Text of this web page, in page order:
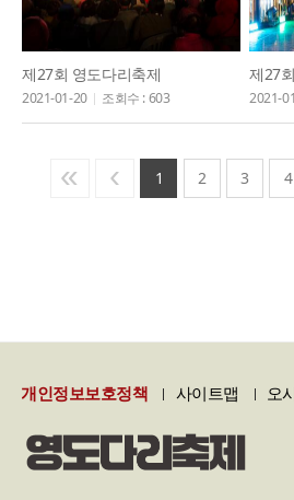
제27회 영도다리축제
2021-01-20 조회수 : 603
제27
2021-
« ‹ 1 2 3 4
개인정보보호정책 사이트맵 오